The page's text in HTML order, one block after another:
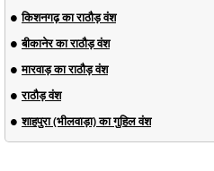
किशनगढ़ का राठौड़ वंश
बीकानेर का राठौड़ वंश
मारवाड़ का राठौड़ वंश
राठौड़ वंश
शाहपुरा (भीलवाड़ा) का गुहिल वंश